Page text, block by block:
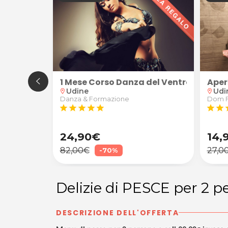
sportivi schiena, cervicale, spalle e
1 Mese Corso Danza del Ventre
location_on Udine
Danza & Formazione
star star star star star
24,90€
82,00€ -70%
location_on
Dom
star star
Delizie di PESCE per 2
DESCRIZIONE DELL'OFFERTA